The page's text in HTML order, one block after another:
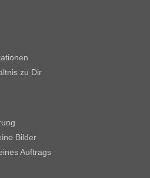
zu Dir
Bilder
Auftrags